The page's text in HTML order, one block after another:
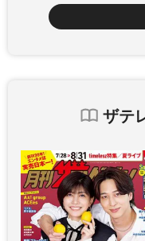
ザテ